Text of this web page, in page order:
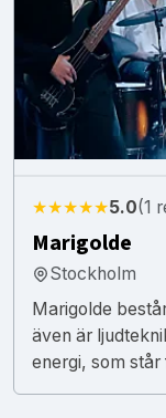
★★★★★5.0(1
Marigolde
Stockholm
Marigolde
även är
energi, som står